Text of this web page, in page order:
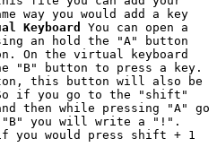
way you would add a key
Keyboard
You can open a
an hold the "A" button
On the virtual keyboard
"B" button to press a key.
this button will also be
if you go to the "shift"
then while pressing "A" go
"B" you will write a "!".
if you would press shift + 1